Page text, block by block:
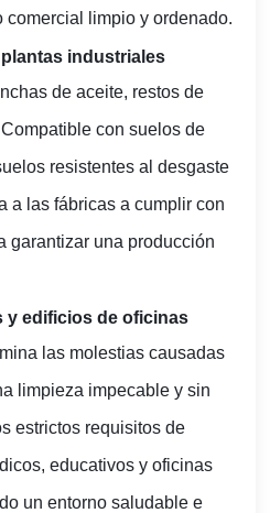
comercial limpio y ordenado.
industriales
de aceite, restos de
con suelos de
resistentes al desgaste
a las fábricas a cumplir con
garantizar una producción
y edificios de oficinas
las molestias causadas
limpieza impecable y sin
estrictos requisitos de
educativos y oficinas
un entorno saludable e